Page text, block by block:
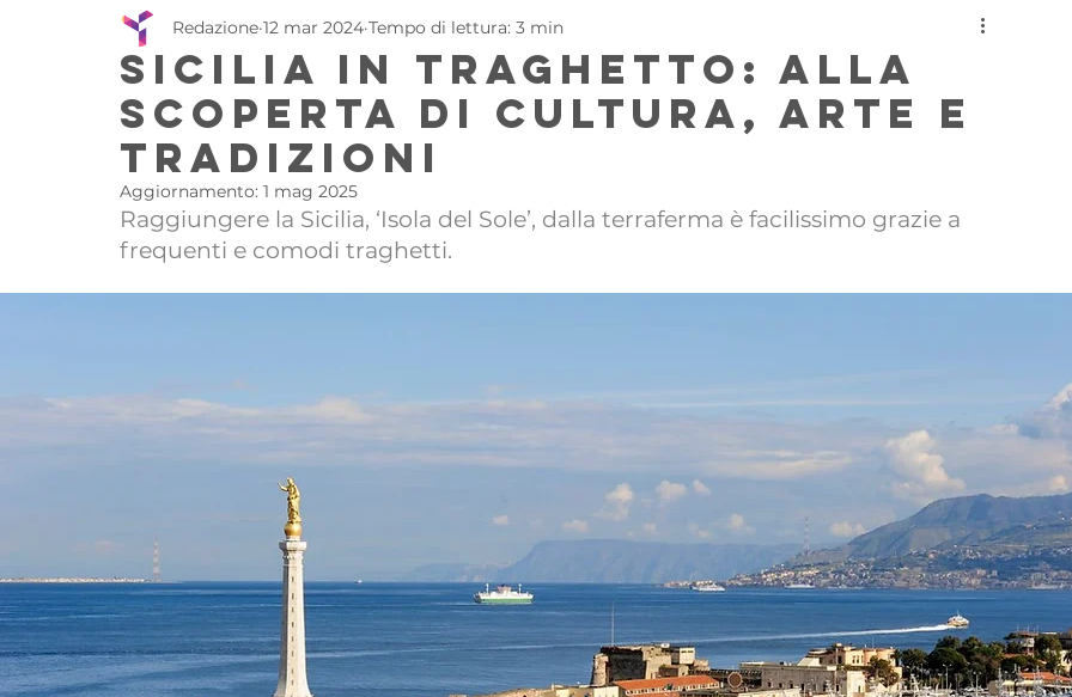
Ristoranti & Cantine Quando andare in Sicilia Consigli di Viaggio
Sicilia in traghetto: alla
scoperta di cultura, arte e
tradizioni
Redazione 12 mar 2024 Tempo di lettura: 3 min
Aggiornamento: 1 mag 2025
Raggiungere la Sicilia, ‘Isola del Sole’, dalla terraferma è facilissimo grazie a
frequenti e comodi traghetti.